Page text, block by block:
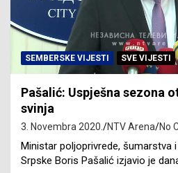
SEMBERSKE VIJESTI SVE VIJESTI
Pašalić: Uspješna sezona
svinja
3. Novembra 2020. NTV Arena No
Ministar poljoprivrede, šumarstva
Srpske Boris Pašalić izjavio je